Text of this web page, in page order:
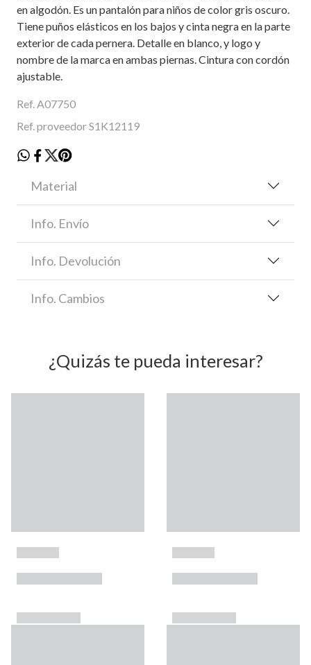
en algodón. Es un pantalón para niños de color gris oscuro.
Tiene puños elásticos en los bajos y cinta negra en la parte
exterior de cada pernera. Detalle en blanco, y logo y
nombre de la marca en ambas piernas. Cintura con cordón
ajustable.
Ref. A07750
Ref. proveedor S1K12119
Material
Info. Envío
Info. Devolución
Info. Cambios
¿Quizás te pueda interesar?